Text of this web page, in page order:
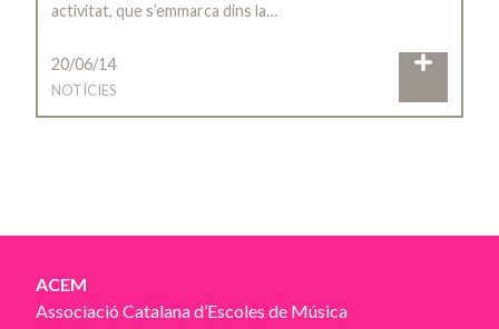
activitat, que s’emmarca dins la…
20/06/14
NOTÍCIES
ACEM
Associació Catalana d’Escoles de Música